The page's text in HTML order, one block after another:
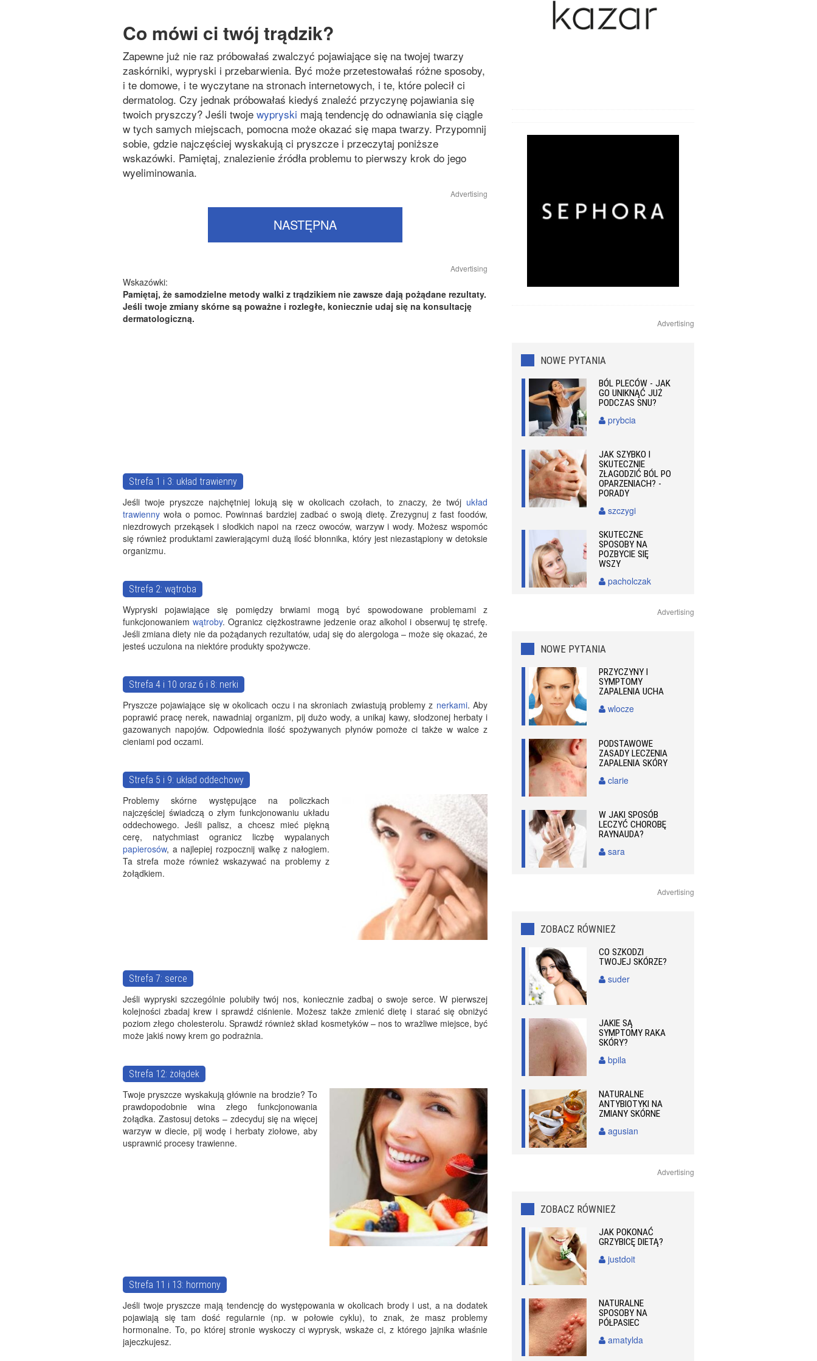
Co mówi ci twój trądzik?
Zapewne już nie raz próbowałaś zwalczyć pojawiające się na twojej twarzy
zaskórniki, wypryski i przebarwienia. Być może przetestowałaś różne sposoby,
i te domowe, i te wyczytane na stronach internetowych, i te, które polecił ci
dermatolog. Czy jednak próbowałaś kiedyś znaleźć przyczynę pojawiania się
twoich pryszczy? Jeśli twoje wypryski mają tendencję do odnawiania się ciągle
w tych samych miejscach, pomocna może okazać się mapa twarzy. Przypomnij
sobie, gdzie najczęściej wyskakują ci pryszcze i przeczytaj poniższe
wskazówki. Pamiętaj, znalezienie źródła problemu to pierwszy krok do jego
wyeliminowania.
Advertising
NASTĘPNA
Advertising
Wskazówki:
Pamiętaj, że samodzielne metody walki z trądzikiem nie zawsze dają pożądane rezultaty.
Jeśli twoje zmiany skórne są poważne i rozległe, koniecznie udaj się na konsultację
dermatologiczną.
Strefa 1 i 3: układ trawienny
Jeśli twoje pryszcze najchętniej lokują się w okolicach czołach, to znaczy, że twój układ
trawienny woła o pomoc. Powinnaś bardziej zadbać o swoją dietę. Zrezygnuj z fast foodów,
niezdrowych przekąsek i słodkich napoi na rzecz owoców, warzyw i wody. Możesz wspomóc
się również produktami zawierającymi dużą ilość błonnika, który jest niezastąpiony w detoksie
organizmu.
Strefa 2: wątroba
Wypryski pojawiające się pomiędzy brwiami mogą być spowodowane problemami z
funkcjonowaniemwątroby. Ogranicz ciężkostrawne jedzenie oraz alkohol i obserwuj tę strefę.
Jeśli zmiana diety nie da pożądanych rezultatów, udaj się do alergologa – może się okazać, że
jesteś uczulona na niektóre produkty spożywcze.
Strefa 4 i 10 oraz 6 i 8: nerki
Pryszcze pojawiające się w okolicach oczu i na skroniach zwiastują problemy z nerkami. Aby
poprawić pracę nerek, nawadniaj organizm, pij dużo wody, a unikaj kawy, słodzonej herbaty i
gazowanych napojów. Odpowiednia ilość spożywanych płynów pomoże ci także w walce z
cieniami pod oczami.
Strefa 5 i 9: układ oddechowy
Problemy skórne występujące na policzkach
najczęściej świadczą o złym funkcjonowaniu układu
oddechowego. Jeśli palisz, a chcesz mieć piękną
cerę, natychmiast ogranicz liczbę wypalanych
papierosów, a najlepiej rozpocznij walkę z nałogiem.
Ta strefa może również wskazywać na problemy z
żołądkiem.
Strefa 7: serce
Jeśli wypryski szczególnie polubiły twój nos, koniecznie zadbaj o swoje serce. W pierwszej
kolejności zbadaj krew i sprawdź ciśnienie. Możesz także zmienić dietę i starać się obniżyć
poziom złego cholesterolu. Sprawdź również skład kosmetyków – nos to wrażliwe miejsce, być
może jakiś nowy krem go podrażnia.
Strefa 12: żołądek
Twoje pryszcze wyskakują głównie na brodzie? To
prawdopodobnie wina złego funkcjonowania
żołądka. Zastosuj detoks – zdecyduj się na więcej
warzyw w diecie, pij wodę i herbaty ziołowe, aby
usprawnić procesy trawienne.
Strefa 11 i 13: hormony
Jeśli twoje pryszcze mają tendencję do występowania w okolicach brody i ust, a na dodatek
pojawiają się tam dość regularnie (np. w połowie cyklu), to znak, że masz problemy
hormonalne. To, po której stronie wyskoczy ci wyprysk, wskaże ci, z którego jajnika właśnie
jajeczkujesz.
Choroby wieku podeszłego
Advertising
NOWE PYTANIA
BÓL PLECÓW - JAK
GO UNIKNĄĆ JUŻ
PODCZAS SNU?
prybcia
JAK SZYBKO I
SKUTECZNIE
ZŁAGODZIĆ BÓL PO
OPARZENIACH? -
PORADY
szczygi
SKUTECZNE
SPOSOBY NA
POZBYCIE SIĘ
WSZY
pacholczak
Advertising
NOWE PYTANIA
PRZYCZYNY I
SYMPTOMY
ZAPALENIA UCHA
wlocze
PODSTAWOWE
ZASADY LECZENIA
ZAPALENIA SKÓRY
clarie
W JAKI SPOSÓB
LECZYĆ CHOROBĘ
RAYNAUDA?
sara
Advertising
ZOBACZ RÓWNIEŻ
CO SZKODZI
TWOJEJ SKÓRZE?
suder
JAKIE SĄ
SYMPTOMY RAKA
SKÓRY?
bpila
NATURALNE
ANTYBIOTYKI NA
ZMIANY SKÓRNE
agusian
Advertising
ZOBACZ RÓWNIEŻ
JAK POKONAĆ
GRZYBICĘ DIETĄ?
justdoit
NATURALNE
SPOSOBY NA
PÓŁPASIEC
amatylda